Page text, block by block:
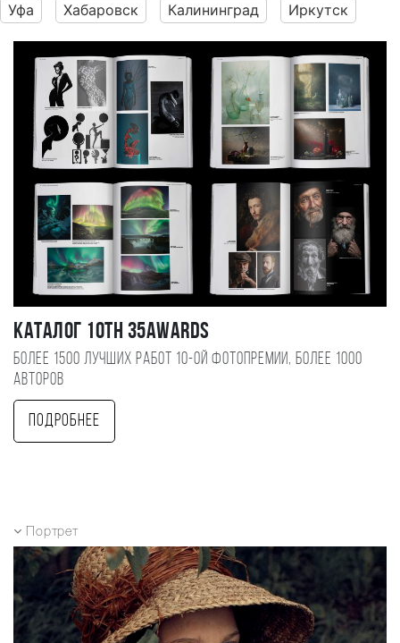
Уфа
Хабаровск Калининград Иркутск
Каталог 10TH 35AWARDS
Более 1500 лучших работ 10-ой фотопремии, более 1000
авторов
Подробнее
Портрет